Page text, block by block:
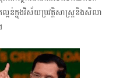
អន់ក្នុងវិស័យប្រវត្តិសាស្ត្រនិងសិលា